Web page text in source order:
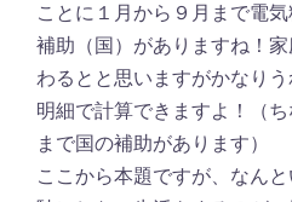
ことに１月から９月まで電
補助（国）がありますね！
わるとと思いますがかなり
明細で計算できますよ！（
まで国の補助があります）
ここから本題ですが、なん